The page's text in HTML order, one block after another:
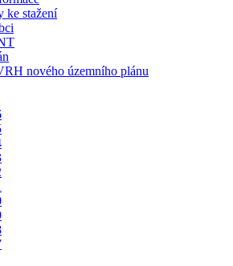
ke stažení
nového územního plánu